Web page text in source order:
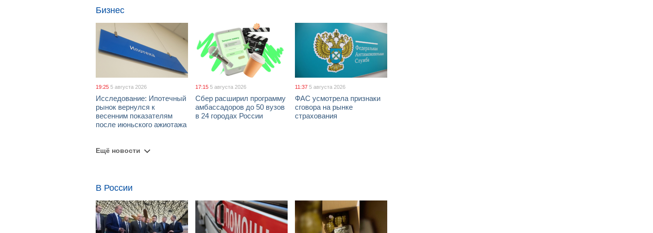
Бизнес
19:25 5 августа 2026
Исследование: Ипотечный
рынок вернулся к
весенним показателям
после июньского ажиотажа
17:15 5 августа 2026
Сбер расширил программу
амбассадоров до 50 вузов
в 24 городах России
11:37 5 августа 2026
ФАС усмотрела признаки
сговора на рынке
страхования
Ещё новости
В России